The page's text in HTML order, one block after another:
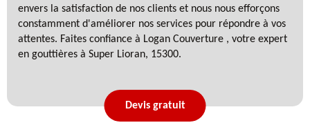
envers la satisfaction de nos clients et nous nous efforçons
constamment d'améliorer nos services pour répondre à vos
attentes. Faites confiance à Logan Couverture , votre expert
en gouttières à Super Lioran, 15300.
Devis gratuit